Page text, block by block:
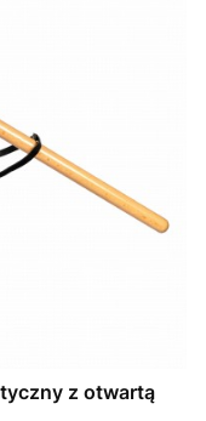
z otwartą